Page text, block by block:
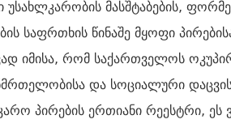
მასშტაბების,
საფრთხის წინაშე მყოფი
იმისა, რომ საქართველოს
და სოციალური
პირების ერთიანი რეესტრი, ეს